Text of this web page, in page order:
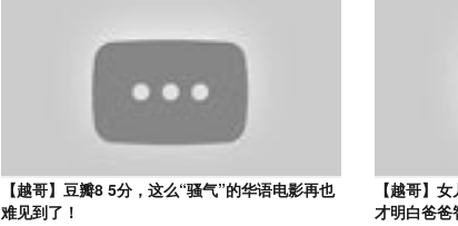
【越哥】豆瓣8 5分，这么“骚气”的华语电影再也
难见到了！
【越哥】
才明白爸爸